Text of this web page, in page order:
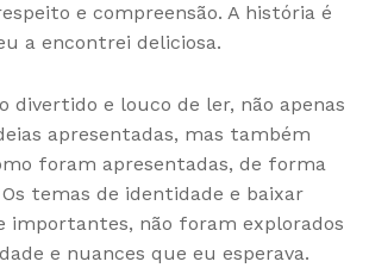
e compreensão. A história é
a encontrei deliciosa.
divertido e louco de ler, não apenas
apresentadas, mas também
foram apresentadas, de forma
temas de identidade e baixar
importantes, não foram explorados
e nuances que eu esperava.